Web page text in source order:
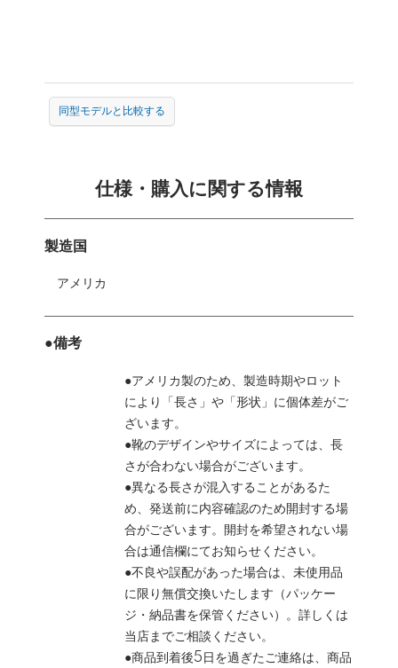
同型モデルと比較する
仕様・購入に関する情報
製造国
アメリカ
●備考
●アメリカ製のため、製造時期やロット
により「長さ」や「形状」に個体差がご
ざいます。
●靴のデザインやサイズによっては、長
さが合わない場合がございます。
●異なる長さが混入することがあるた
め、発送前に内容確認のため開封する場
合がございます。開封を希望されない場
合は通信欄にてお知らせください。
●不良や誤配があった場合は、未使用品
に限り無償交換いたします（パッケー
ジ・納品書を保管ください）。詳しくは
当店までご相談ください。
●商品到着後5日を過ぎたご連絡は、商品